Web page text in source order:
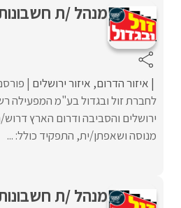
מנהל /ת
איזור הדרום איזור ירושלים
לחברת זול ובגדול בע"מ המפעילה
ירושלים והסביבה ודרום הארץ
מנוסה ושאפתן/ית, התפקיד כולל: ...
מנהל /ת